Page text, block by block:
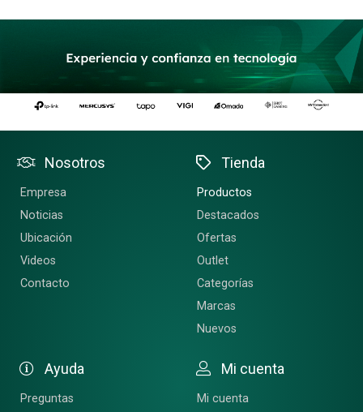
Nosotros
Empresa
Noticias
Ubicación
Videos
Contacto
Tienda
Productos
Destacados
Ofertas
Outlet
Categorías
Marcas
Nuevos
Ayuda
Preguntas
Mi cuenta
Mi cuenta